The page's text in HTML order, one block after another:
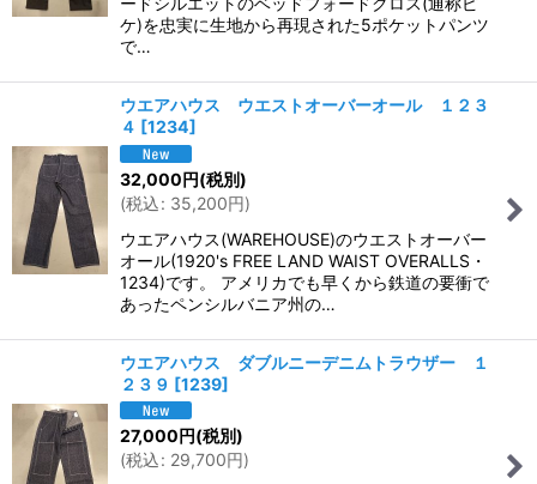
ケ)を忠実に生地から再現された5ポケットパンツ
で…
ウエアハウス ウエストオーバーオール １２３
４ [1234]
32,000円(税別)
(税込: 35,200円)
ウエアハウス(WAREHOUSE)のウエストオーバー
オール(1920's FREE LAND WAIST OVERALLS・
1234)です。 アメリカでも早くから鉄道の要衝で
あったペンシルバニア州の…
ウエアハウス ダブルニーデニムトラウザー １
２３９ [1239]
27,000円(税別)
(税込: 29,700円)